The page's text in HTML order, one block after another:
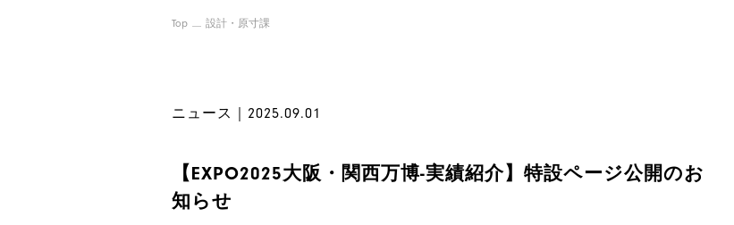
Top 設計・原寸課
ニュース｜2025.09.01
【EXPO2025大阪・関西万博-実績紹介】特設ページ公開のお
知らせ